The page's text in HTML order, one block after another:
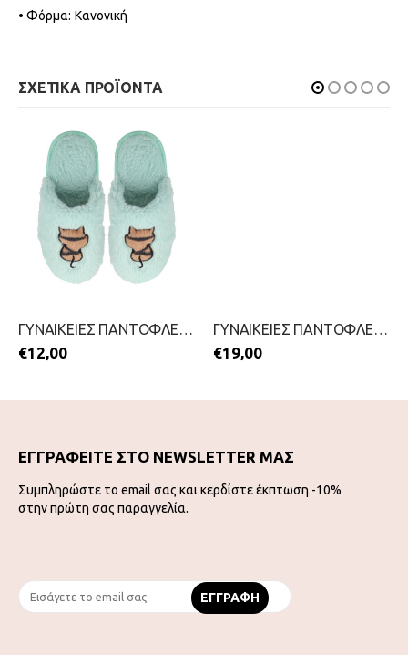
• Φόρμα: Κανονική
ΣΧΕΤΙΚΑ ΠΡΟΪΟΝΤΑ
ΓΥΝΑΙΚΕΙΕΣ ΠΑΝΤΟΦΛΕΣ-MIGATO-2511-0354-ΠΡΑΣΙΝΟ
€12,00
ΓΥΝΑΙΚΕΙΕΣ ΠΑΝΤΟΦΛΕΣ-B-SOFT-2511-0298-ΡΟΖ
€19,00
ΕΓΓΡΑΦΕΙΤΕ ΣΤΟ NEWSLETTER ΜΑΣ
Συμπληρώστε το email σας και κερδίστε έκπτωση -10%
στην πρώτη σας παραγγελία.